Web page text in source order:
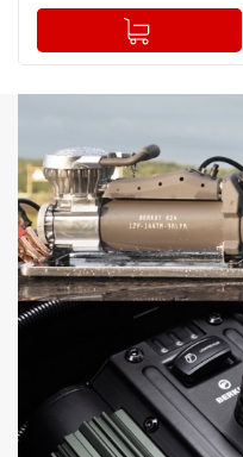
+
Добавлено в корзину